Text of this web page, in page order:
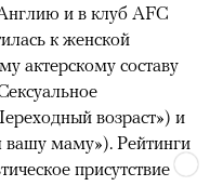
и в клуб AFC
к женской
актерскому составу
возраст») и
вашу маму»). Рейтинги
присутствие